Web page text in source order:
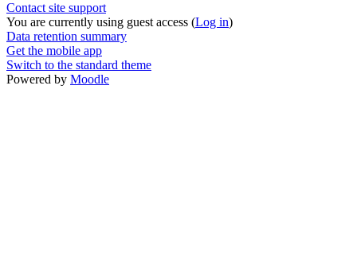
Contact site support
You are currently using guest access (Log in)
Data retention summary
Get the mobile app
Switch to the standard theme
Powered by Moodle